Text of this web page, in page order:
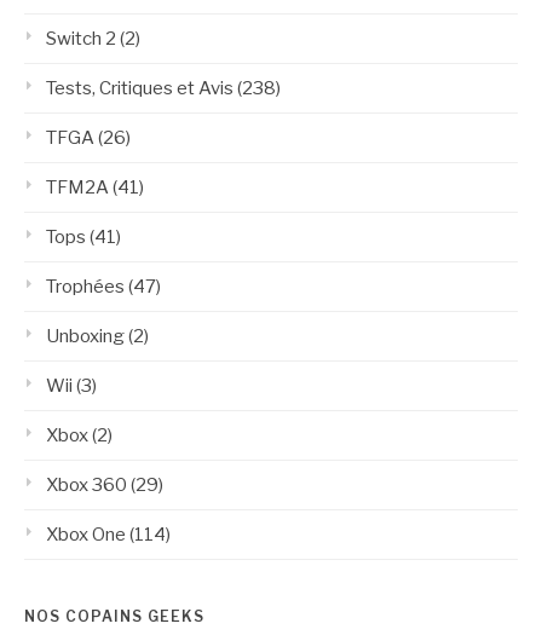
Switch 2 (2)
Tests, Critiques et Avis (238)
TFGA(26)
TFM2A(41)
Tops (41)
Trophées (47)
Unboxing(2)
Wii (3)
Xbox(2)
Xbox 360 (29)
Xbox One (114)
NOS COPAINS GEEKS